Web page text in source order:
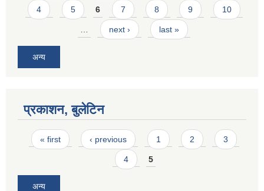
4 5 6 7 8 9 10
… next › last »
अन्य
प्रकाशन, बुलेटिन
Pages
« first ‹ previous 1 2 3
4 5
अन्य